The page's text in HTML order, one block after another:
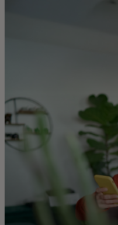
Voor de wereld
Voor
Nieuws en